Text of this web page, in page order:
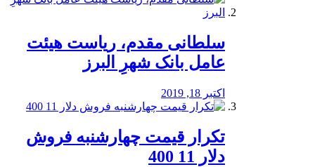
سلطانی مقدم، ریاست هیئت
عامل بانک شهرِ البرز
اکتبر 18, 2019
تکرار قیمت چهارشنبه فروش
دلار 11 400